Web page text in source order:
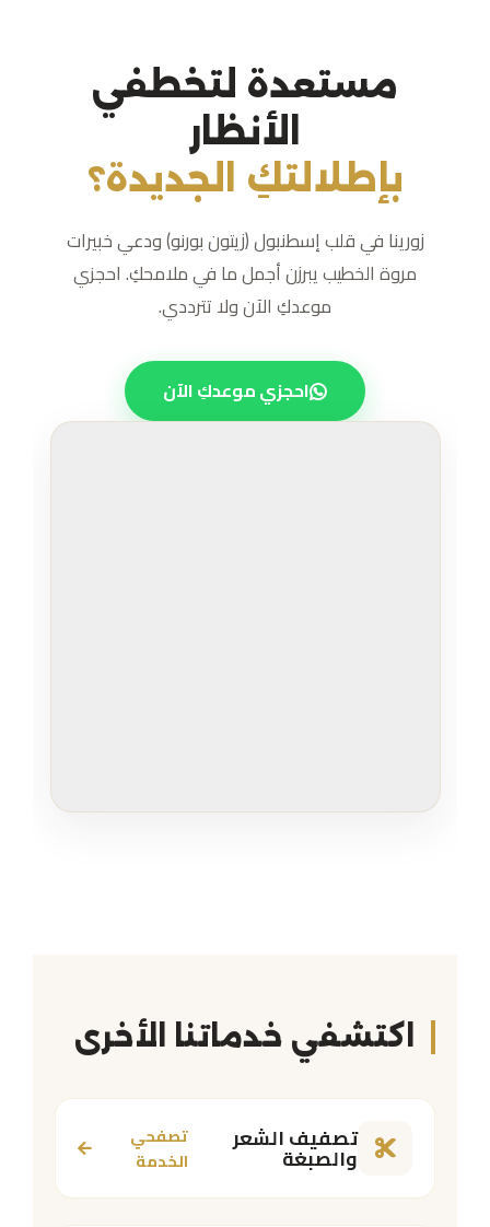
مستعدة لتخطفي
الأنظار
بإطلالتكِ الجديدة؟
زورينا في قلب إسطنبول (زيتون بورنو) ودعي خبيرات
مروة الخطيب يبرزن أجمل ما في ملامحكِ. احجزي
موعدكِ الآن ولا تترددي.
احجزي موعدكِ الآن
اكتشفي خدماتنا الأخرى
تصفيف الشعر
والصبغة
تصفحي
الخدمة